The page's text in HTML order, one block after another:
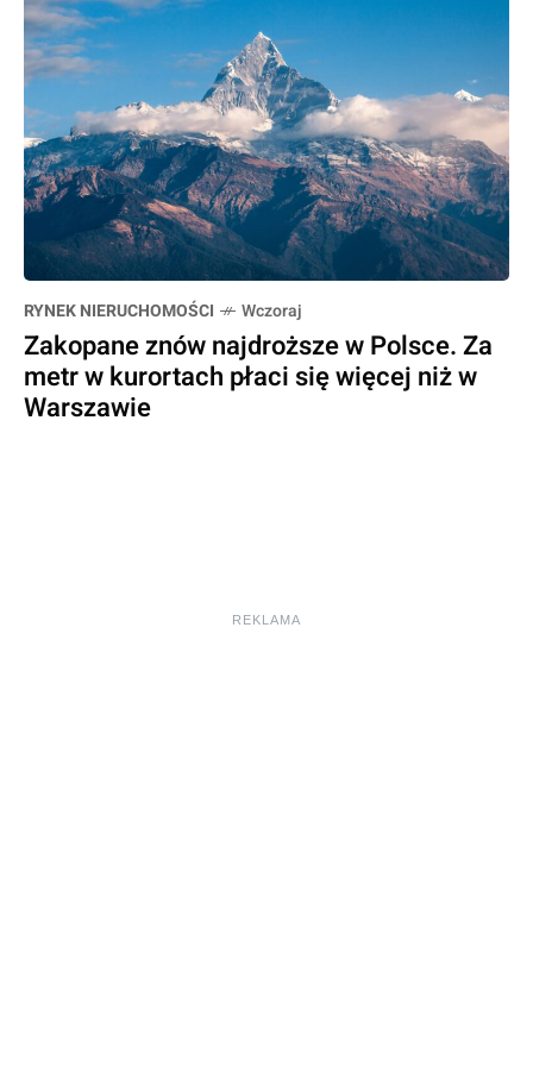
RYNEK NIERUCHOMOŚCI Wczoraj
Zakopane znów najdroższe w Polsce. Za
metr w kurortach płaci się więcej niż w
Warszawie
REKLAMA